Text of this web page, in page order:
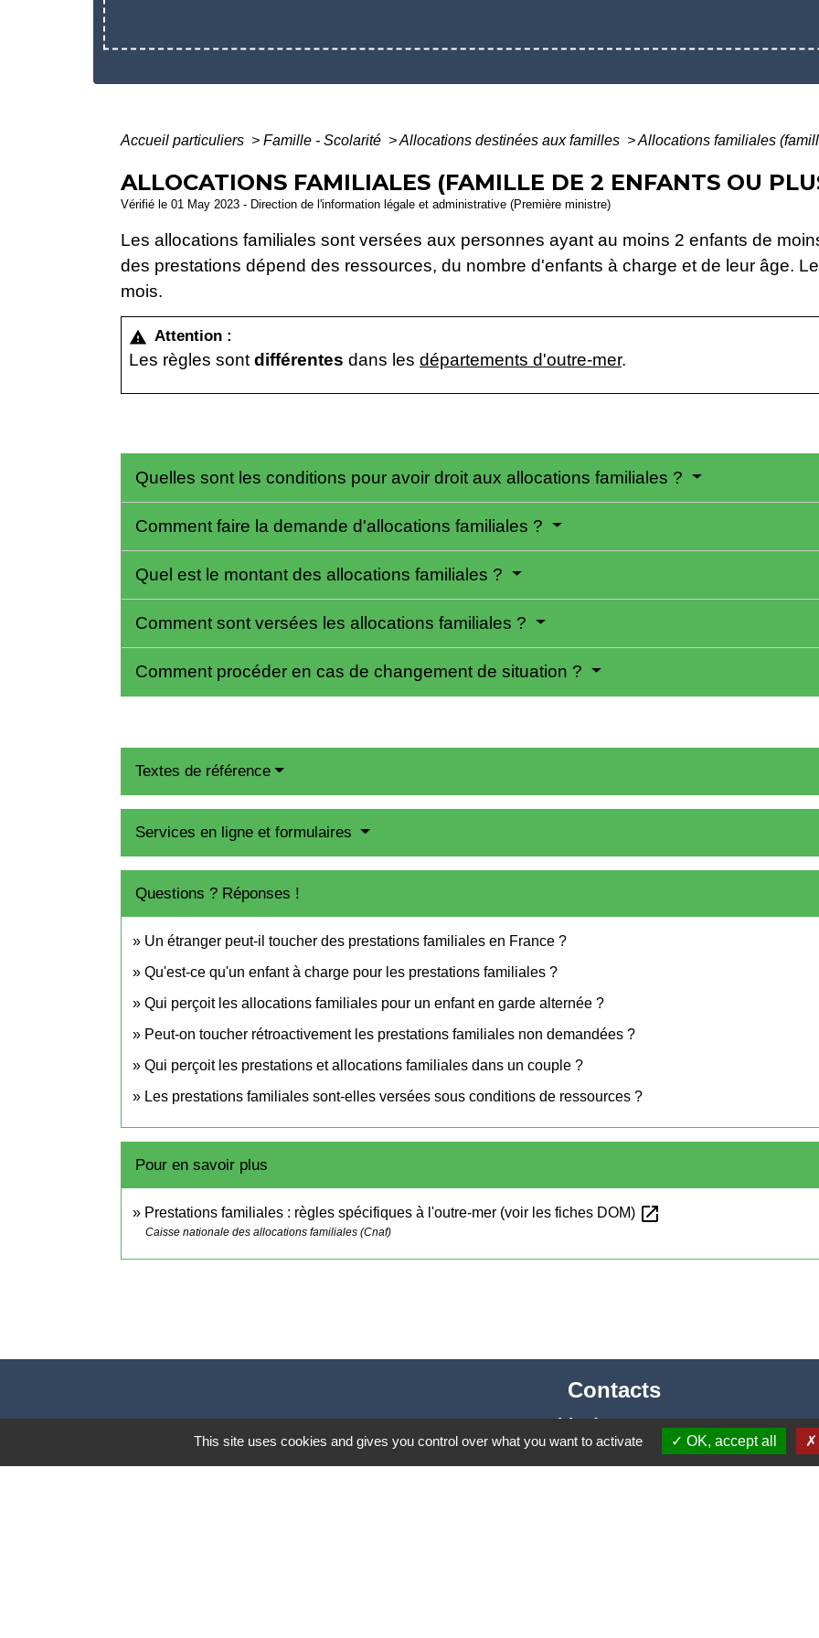
Accueil particuliers > Famille - Scolarité >Allocations destinées aux familles >Allocations familiales
ALLOCATIONS FAMILIALES (FAMILLE DE 2 ENFANTS OU
Vérifié le 01 May 2023 - Direction de l'information légale et administrative (Première ministre)
Les allocations familiales sont versées aux personnes ayant au moins 2 enfants de
des prestations dépend des ressources, du nombre d'enfants à charge et de leur âge.
mois.
warning Attention :
Les règles sontdifférentes dans les départements d'outre-mer.
Quelles sont les conditions pour avoir droit aux allocations familiales ?
Comment faire la demande d'allocations familiales ?
Quel est le montant des allocations familiales ?
Comment sont versées les allocations familiales ?
Comment procéder en cas de changement de situation ?
Textes de référence
Services en ligne et formulaires
Questions ? Réponses !
Un étranger peut-il toucher des prestations familiales en France ?
Qu'est-ce qu'un enfant à charge pour les prestations familiales ?
Qui perçoit les allocations familiales pour un enfant en garde alternée ?
Peut-on toucher rétroactivement les prestations familiales non demandées ?
Qui perçoit les prestations et allocations familiales dans un couple ?
Les prestations familiales sont-elles versées sous conditions de ressources ?
Pour en savoir plus
Prestations familiales : règles spécifiques à l'outre-mer (voir les fiches DOM) open_in_new
Caisse nationale des allocations familiales (Cnaf)
Contacts
Mairie de Cormeray
1, RUE DE LA BUISSONNIERE
This site uses cookies and gives you control over what you want to activate OK, accept all